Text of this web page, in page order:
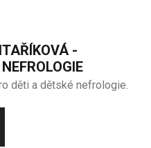
-
děti a dětské nefrologie.